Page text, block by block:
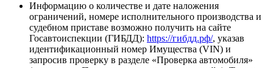
Информацию о количестве и дате наложения
ограничений, номере исполнительного производства и
судебном приставе возможно получить на сайте
Госавтоиспекции (ГИБДД): https://гибдд.рф/, указав
идентификационный номер Имущества (VIN) и
запросив проверку в разделе «Проверка автомобиля»